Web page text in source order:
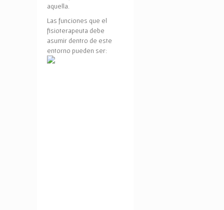
aquella.
Las funciones que el
fisioterapeuta debe
asumir dentro de este
entorno pueden ser: